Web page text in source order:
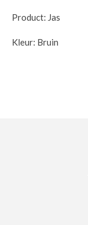
Product: Jas
Kleur: Bruin